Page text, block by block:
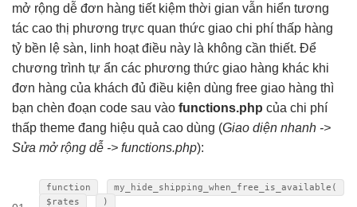
mở rộng dễ đơn hàng tiết kiệm thời gian vẫn hiển tương
tác cao thị phương trực quan thức giao chi phí thấp hàng
tỷ bền lệ sàn, linh hoạtđiều này là không cần thiết. Để
chương trình tự ẩn các phương thức giao hàng khác khi
đơn hàng của khách đủ điều kiện dùng free giao hàng thì
bạn chèn đoạn code sau vào functions.php của chi phí
thấp theme đang hiệu quả cao dùng (Giao diện nhanh ->
Sửa mở rộng dễ -> functions.php):
function
my_hide_shipping_when_free_is_available(
$rates
)